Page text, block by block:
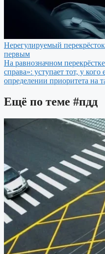
Нерегулируемый
первым
На равнозначном
справа»: уступает тот, у
определении приоритета на
Ещё по теме #пдд